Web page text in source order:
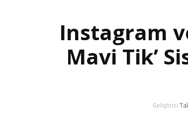
Instagram
Mavi Tik’
Geliştirici